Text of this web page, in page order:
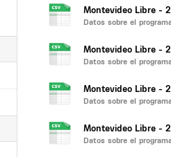
Montevideo Libre -
Datos sobre el
Montevideo Libre -
Datos sobre el
Montevideo Libre -
Datos sobre el
Montevideo Libre -
Datos sobre el